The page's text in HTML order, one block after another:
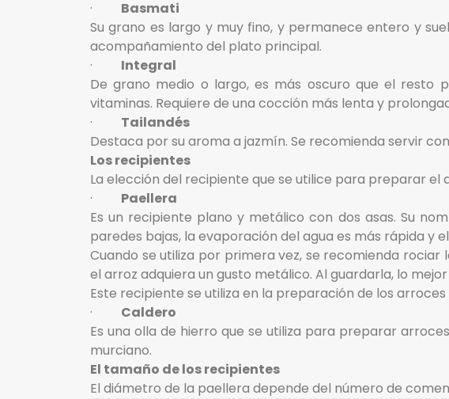
· Basmati
Su grano es largo y muy fino, y permanece entero y
acompañamiento del plato principal.
· Integral
De grano medio o largo, es más oscuro que el resto
vitaminas. Requiere de una cocción más lenta y
· Tailandés
Destaca por su aroma a jazmín. Se recomienda servir
Los recipientes
La elección del recipiente que se utilice para preparar
· Paellera
Es un recipiente plano y metálico con dos asas. Su
paredes bajas, la evaporación del agua es más rápida y
Cuando se utiliza por primera vez, se recomienda
el arroz adquiera un gusto metálico. Al guardarla, lo
Este recipiente se utiliza en la preparación de los
· Caldero
Es una olla de hierro que se utiliza para preparar
murciano.
El tamaño de los recipientes
El diámetro de la paellera depende del número de